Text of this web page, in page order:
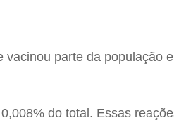
parte da população
do total. Essas